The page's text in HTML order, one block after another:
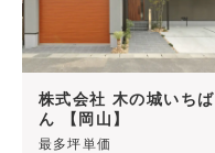
株式会社 木の城いちば
ん 【岡山】
最多坪単価